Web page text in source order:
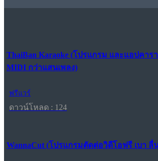
ThaiBan Karaoke (โปรแกรม และแอปคาร
MIDI กว่าแสนเพลง)
ฟรีแวร์
ดาวน์โหลด : 124
WannaCut (โปรแกรมตัดต่อวิดีโอฟรี เบา ลื่